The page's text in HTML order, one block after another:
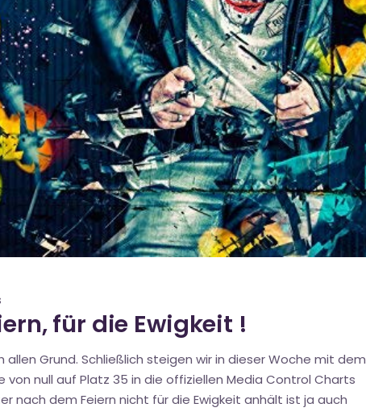
für die Ewigkeit !
allen Grund. Schließlich steigen wir in dieser Woche mit dem
von null auf Platz 35 in die offiziellen Media Control Charts
nach dem Feiern nicht für die Ewigkeit anhält ist ja auch